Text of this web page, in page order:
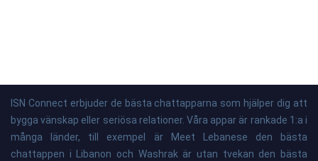
ISN Connect erbjuder de bästa chattapparna som hjälper dig att
bygga vänskap eller seriösa relationer. Våra appar är rankade 1:a i
många länder, till exempel är Meet Lebanese den bästa
chattappen i Libanon och Washrak är utan tvekan den bästa